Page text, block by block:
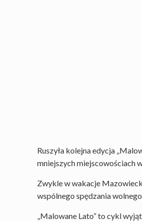
Ruszyła kolejna edycja
mniejszych miejscowościach
Zwykle w wakacje
wspólnego spędzania
„Malowane Lato” to cykl